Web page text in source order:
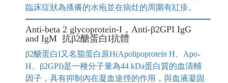
臨床症狀為搔癢的水疱並在病灶的周圍有紅疹。
Anti-beta 2 glycoprotein-I，Anti-β2GPI IgG
and IgM 抗β2醣蛋白I抗體
β2醣蛋白I又名脂蛋白原H(Apolipoprotein H、Apo-
H、β2GPI)是一種分子量為44 kDa蛋白質的血清輔
因子，具有抑制內在凝血途徑的作用，與血液凝固